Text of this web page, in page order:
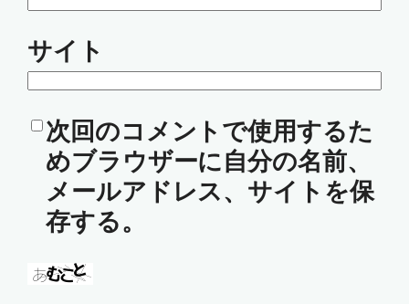
サイト
次回のコメントで使用するた
めブラウザーに自分の名前、
メールアドレス、サイトを保
存する。